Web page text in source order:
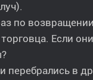
по
Если
перебрались в